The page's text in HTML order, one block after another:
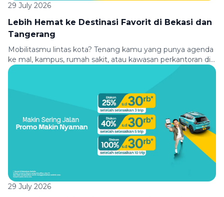
29 July 2026
Lebih Hemat ke Destinasi Favorit di Bekasi dan
Tangerang
Mobilitasmu lintas kota? Tenang kamu yang punya agenda
ke mal, kampus, rumah sakit, atau kawasan perkantoran di
Bekasi dan Tangerang, sekarang perjalananmu jadi lebih
menggunakan Green SM. Baik untuk berangkat kerja,
kuliah, belanja, meeting, maupun kontrol kesehatan, Green
SM siap mengantarkanmu […]
29 July 2026